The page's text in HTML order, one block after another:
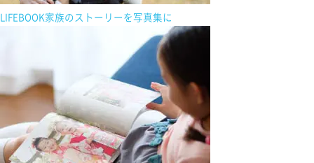
LIFEBOOK家族の ストーリーを写真集に